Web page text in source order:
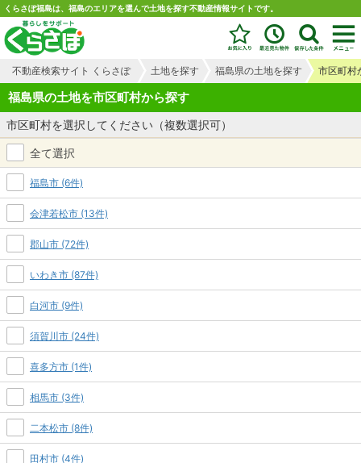
くらさぽ福島は、福島のエリアを選んで土地を探す不動産情報サイトです。
不動産検索サイト くらさぽ 土地を探す 福島県の土地を探す 市区町村
福島県の土地を市区町村から探す
市区町村を選択してください（複数選択可）
全て選択
福島市 (6件)
会津若松市 (13件)
郡山市 (72件)
いわき市 (87件)
白河市 (9件)
須賀川市 (24件)
喜多方市 (1件)
相馬市 (3件)
二本松市 (8件)
田村市 (4件)